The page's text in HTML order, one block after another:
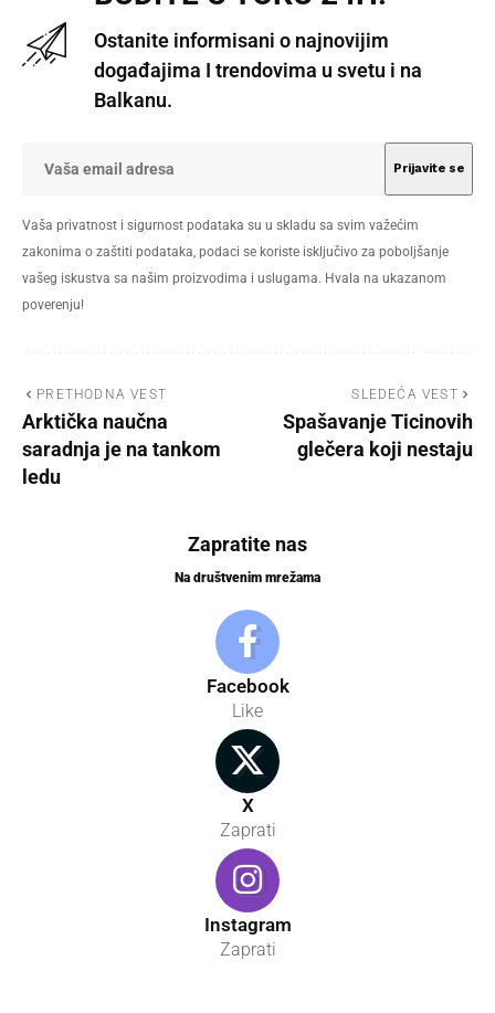
Ostanite informisani o najnovijim
događajima I trendovima u svetu i na
Balkanu.
Vaša privatnost i sigurnost podataka su u skladu sa svim važećim
zakonima o zaštiti podataka, podaci se koriste isključivo za poboljšanje
vašeg iskustva sa našim proizvodima i uslugama. Hvala na ukazanom
poverenju!
PRETHODNA VEST
Arktička naučna
saradnja je na tankom
ledu
SLEDEĆA VEST
Spašavanje Ticinovih
glečera koji nestaju
Zapratite nas
Na društvenim mrežama
Facebook
Like
X
Zaprati
Instagram
Zaprati